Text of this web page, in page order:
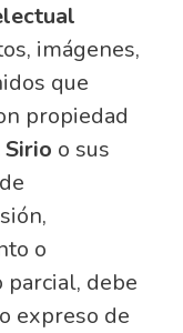
imágenes,
que
propiedad
o sus
o
parcial, debe
expreso de